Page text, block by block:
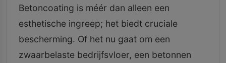
Betoncoating is méér dan alleen een
esthetische ingreep; het biedt cruciale
bescherming. Of het nu gaat om een
zwaarbelaste bedrijfsvloer, een betonnen